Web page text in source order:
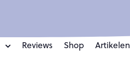
Reviews Shop Artikelen